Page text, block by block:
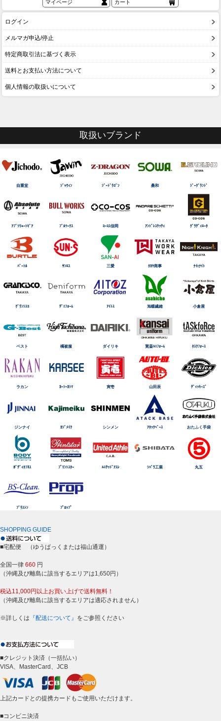
マイページ カート
ログイン
メルマガ申込/停止
特定商取引法に基づく表示
送料とお支払い方法について
個人情報の取扱いについて
取扱いブランド
自重堂 ｼﾞｬｳｨﾝ ｼﾞｰﾄﾞﾗｺﾞﾝ 桑和 ｼﾞｰｸﾞﾗﾝﾄﾞ
ｱﾌﾞｿﾘｭｰﾄｷﾞｱ ﾌﾞﾙﾜｰｸｽ ｺｰｺｽ信岡 ｱﾝﾄﾞﾚｽｹｯﾃｨ ｸﾞﾗﾃﾞｨｴｰﾀ
ﾊﾞｰﾄﾙ ｻﾝｴｽ 三愛 ﾀｶﾔ商事 ﾅｲtﾅｲﾄ
ｸﾞﾗﾝｼｽｺ ﾃﾞﾆﾌｫｰﾑ ｱｲﾄｽ 旭蝶繊維 小倉屋
ベスト 橘被服 ダイリキ 寛斎ﾕﾆﾌｫｰﾑ ﾀｽｸﾌｫｰｽ
ラカン ｶｰｼｰｶｼﾏ 寅壱 山田辰 ﾃﾞｨｯｷｰｽﾞ
ジンナイ ｶｼﾞﾒｲｸ シンメン ｱﾀｯｸﾍﾞｰｽ おたふく手袋
ﾎﾞﾃﾞｨﾀﾌﾈｽ ﾌﾟﾘﾝﾄｽﾀｰ ﾕﾆﾃｯﾄﾞｱｽﾚ ｼﾊﾞﾗ工業 丸五
ﾌﾞﾗｽﾄﾝ ﾌﾟﾛｯﾌﾟ
SHOPPING GUIDE
■宅配便 （ゆうぱっくまたは福山通運）
全国一律 660 円
（沖縄及び離島に該当するエリアは1,650円）
税込11,000円以上お買い上げで送料無料！
（沖縄及び離島に該当するエリアは適応されません）
※詳しくは 『配送について』 をご参照ください
■クレジット決済（一括払い）
VISA、MasterCard、JCB
上記カードとの提携カードもご使用いただけます。
■コンビニ決済